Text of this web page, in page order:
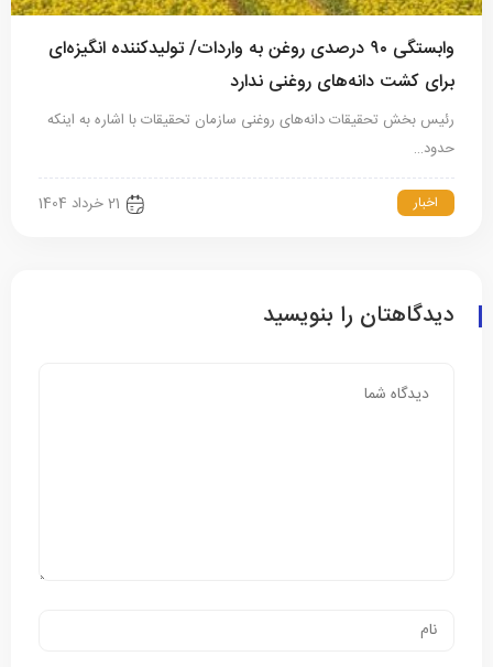
وابستگی ۹۰ درصدی روغن به واردات/ تولیدکننده انگیزه‌ای
برای کشت دانه‌های روغنی ندارد
رئیس بخش تحقیقات دانه‌های روغنی سازمان تحقیقات با اشاره به اینکه
حدود…
اخبار 21 خرداد 1404
دیدگاهتان را بنویسید